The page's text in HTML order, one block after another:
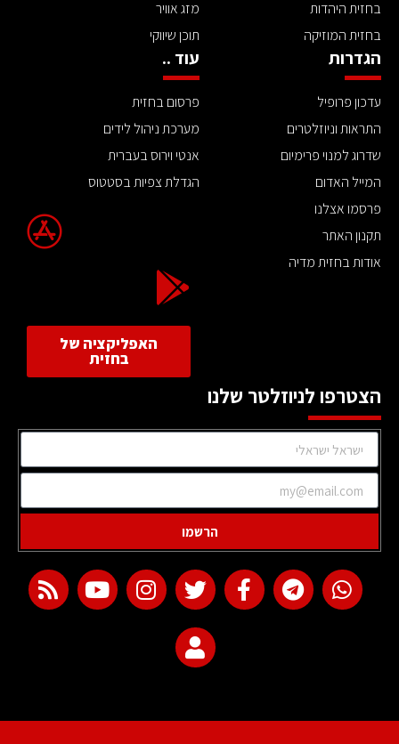
בחזית היהדות
בחזית המוזיקה
מזג אוויר
תוכן שיווקי
הגדרות
עדכון פרופיל
התראות וניוזלטרים
שדרוג למנוי פרימיום
המייל האדום
פרסמו אצלנו
תקנון האתר
אודות בחזית מדיה
עוד ..
פרסום בחזית
מערכת ניהול לידים
אנטי וירוס בעברית
הגדלת צפיות בסטטוס
האפליקציה של
בחזית
הצטרפו לניוזלטר שלנו
הרשמו